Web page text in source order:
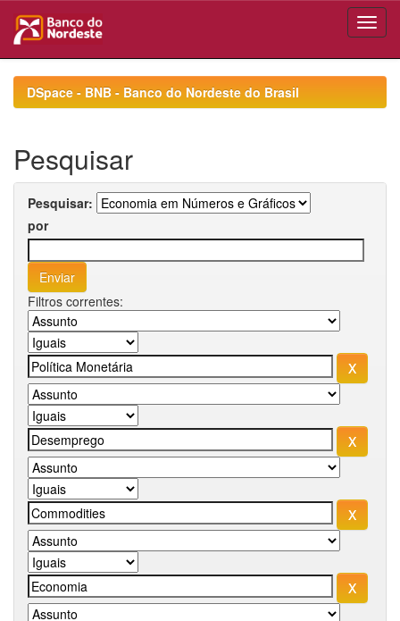
navigationDSpace - BNB - Banco do Nordeste do Brasil
Pesquisar
Pesquisar:
por
Filtros correntes: